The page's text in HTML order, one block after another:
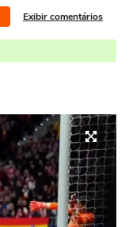
Exibir comentários